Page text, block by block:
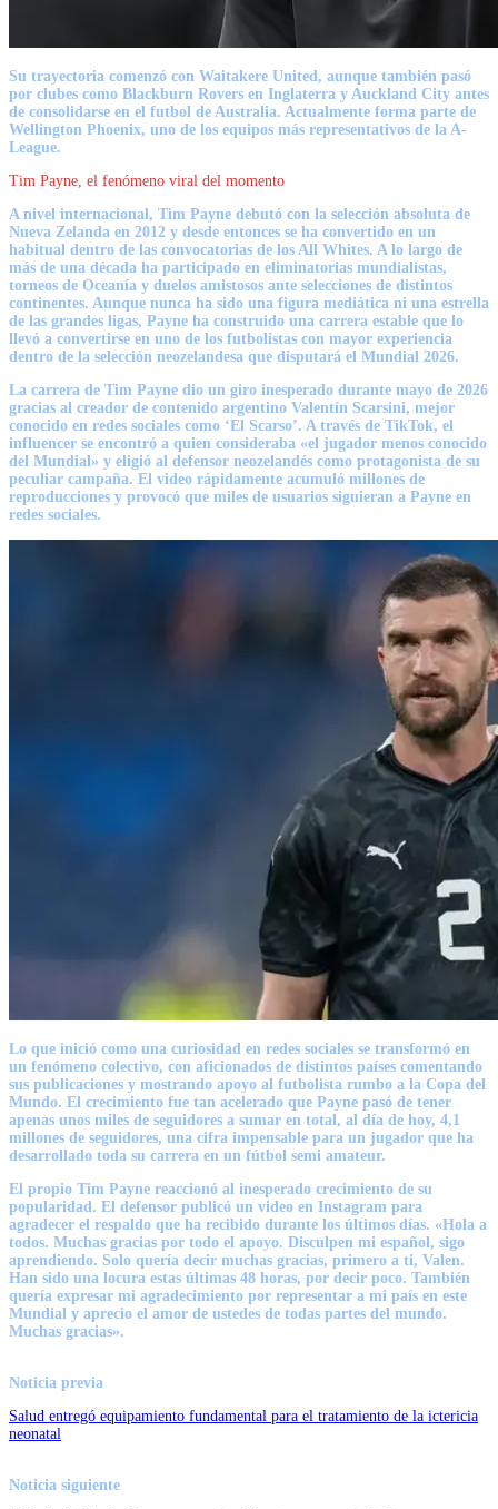
Su trayectoria comenzó con Waitakere United, aunque también pasó
por clubes como Blackburn Rovers en Inglaterra y Auckland City antes
de consolidarse en el futbol de Australia. Actualmente forma parte de
Wellington Phoenix, uno de los equipos más representativos de la A-
League.
Tim Payne, el fenómeno viral del momento
A nivel internacional, Tim Payne debutó con la selección absoluta de
Nueva Zelanda en 2012 y desde entonces se ha convertido en un
habitual dentro de las convocatorias de los All Whites. A lo largo de
más de una década ha participado en eliminatorias mundialistas,
torneos de Oceanía y duelos amistosos ante selecciones de distintos
continentes. Aunque nunca ha sido una figura mediática ni una estrella
de las grandes ligas, Payne ha construido una carrera estable que lo
llevó a convertirse en uno de los futbolistas con mayor experiencia
dentro de la selección neozelandesa que disputará el Mundial 2026.
La carrera de Tim Payne dio un giro inesperado durante mayo de 2026
gracias al creador de contenido argentino Valentín Scarsini, mejor
conocido en redes sociales como ‘El Scarso’. A través de TikTok, el
influencer se encontró a quien consideraba «el jugador menos conocido
del Mundial» y eligió al defensor neozelandés como protagonista de su
peculiar campaña. El video rápidamente acumuló millones de
reproducciones y provocó que miles de usuarios siguieran a Payne en
redes sociales.
Lo que inició como una curiosidad en redes sociales se transformó en
un fenómeno colectivo, con aficionados de distintos países comentando
sus publicaciones y mostrando apoyo al futbolista rumbo a la Copa del
Mundo. El crecimiento fue tan acelerado que Payne pasó de tener
apenas unos miles de seguidores a sumar en total, al día de hoy, 4,1
millones de seguidores, una cifra impensable para un jugador que ha
desarrollado toda su carrera en un fútbol semi amateur.
El propio Tim Payne reaccionó al inesperado crecimiento de su
popularidad. El defensor publicó un video en Instagram para
agradecer el respaldo que ha recibido durante los últimos días. «Hola a
todos. Muchas gracias por todo el apoyo. Disculpen mi español, sigo
aprendiendo. Solo quería decir muchas gracias, primero a ti, Valen.
Han sido una locura estas últimas 48 horas, por decir poco. También
quería expresar mi agradecimiento por representar a mi país en este
Mundial y aprecio el amor de ustedes de todas partes del mundo.
Muchas gracias».
Noticia previa
Salud entregó equipamiento fundamental para el tratamiento de la ictericia
neonatal
Noticia siguiente